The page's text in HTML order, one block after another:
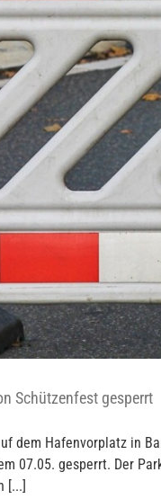
Schützenfest gesperrt
dem Hafenvorplatz in
07.05. gesperrt. Der
[...]